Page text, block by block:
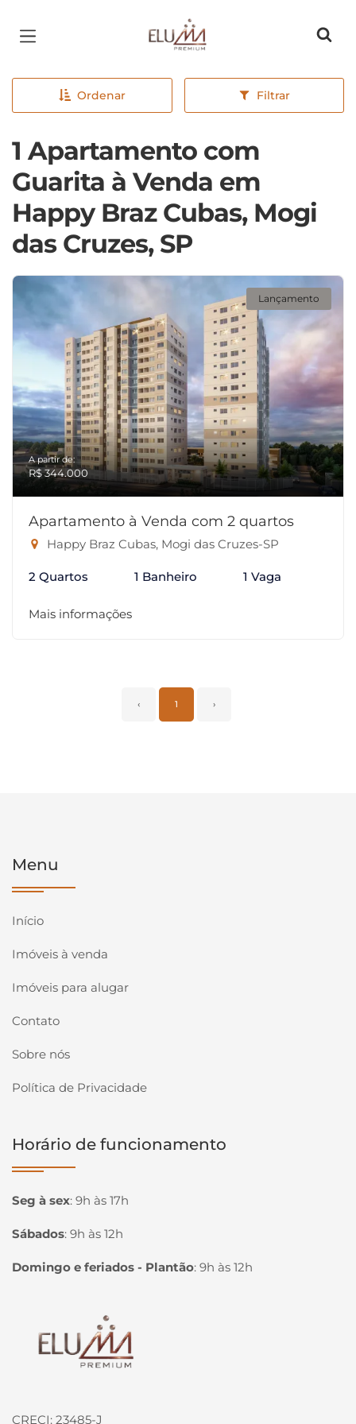
Página inicial
Ordenar Filtrar
1 Apartamento com
Guarita à Venda em
Happy Braz Cubas, Mogi
das Cruzes, SP
Lançamento
A partir de:
R$ 344.000
Apartamento à Venda com 2 quartos
Happy Braz Cubas, Mogi das Cruzes-SP
2 Quartos 1 Banheiro 1 Vaga
Mais informações
‹ 1 ›
Menu
Início
Imóveis à venda
Imóveis para alugar
Contato
Sobre nós
Política de Privacidade
Horário de funcionamento
Seg à sex: 9h às 17h
Sábados: 9h às 12h
Domingo e feriados - Plantão: 9h às 12h
Página inicial
CRECI: 23485-J